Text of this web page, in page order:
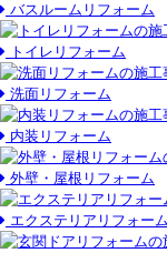
バスルームリフォーム
トイレリフォーム
洗面リフォーム
内装リフォーム
外壁・屋根リフォーム
エクステリアリフォーム